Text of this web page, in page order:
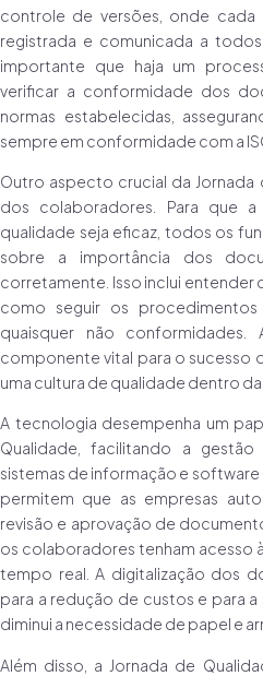
controle de versões, onde
registrada e comunicada a
importante que haja um
verificar a conformidade dos
normas estabelecidas,
sempre em conformidade com a
Outro aspecto crucial da
dos colaboradores. Para que
qualidade seja eficaz, todos os
sobre a importância dos
corretamente. Isso inclui entender
como seguir os
quaisquer não
componente vital para o sucesso
uma cultura de qualidade dentro da
A tecnologia desempenha um
Qualidade, facilitando a
sistemas de informação e software
permitem que as empresas
revisão e aprovação de
os colaboradores tenham acesso
tempo real. A digitalização dos
para a redução de custos e para
diminui a necessidade de papel e
Além disso, a Jornada de